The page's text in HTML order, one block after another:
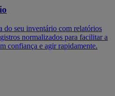
do seu inventário com relatórios
normalizados para facilitar a
confiança e agir rapidamente.